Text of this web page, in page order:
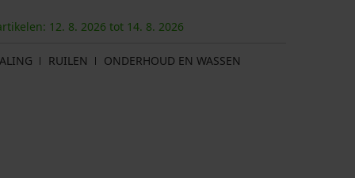
12. 8. 2026 tot 14. 8. 2026
RUILEN
ONDERHOUD EN WASSEN